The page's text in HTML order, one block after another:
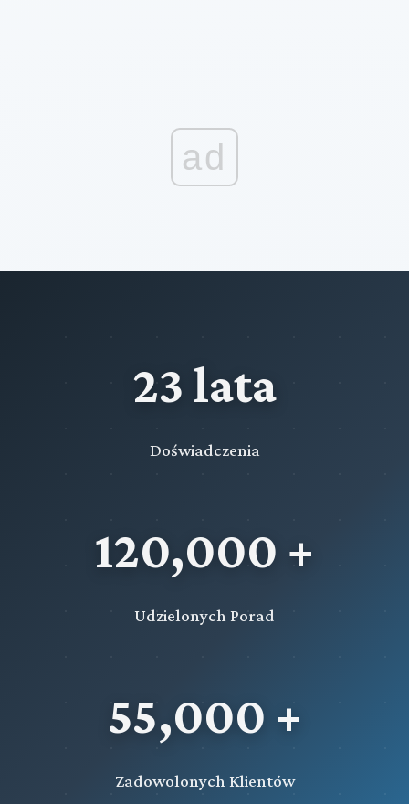
ad
23 lata
Doświadczenia
120,000 +
Udzielonych Porad
55,000 +
Zadowolonych Klientów